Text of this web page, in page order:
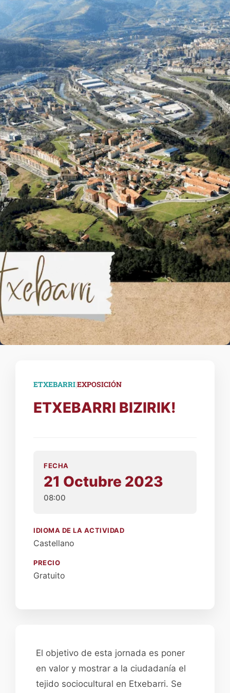
El objetivo de esta jornada es poner
en valor y mostrar a la ciudadanía el
tejido sociocultural en Etxebarri. Se
ETXEBARRI|EXPOSICIÓN
ETXEBARRI BIZIRIK!
FECHA
21 Octubre 2023
08:00
IDIOMA DE LA ACTIVIDAD
Castellano
PRECIO
Gratuito